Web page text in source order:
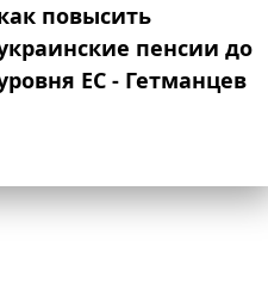
повысить
пенсии до
ЕС - Гетманцев